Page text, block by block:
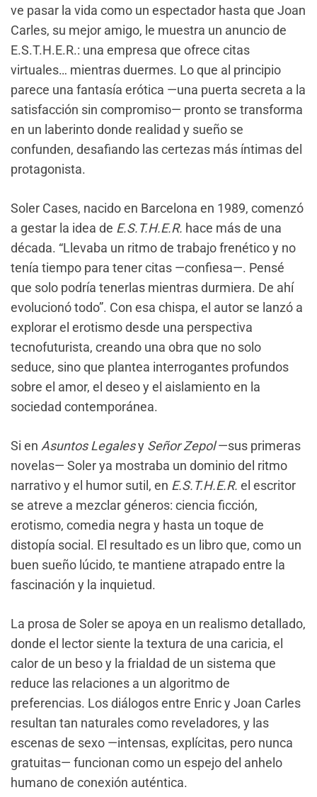
ve pasar la vida como un espectador hasta que Joan
Carles, su mejor amigo, le muestra un anuncio de
E.S.T.H.E.R.: una empresa que ofrece citas
virtuales… mientras duermes. Lo que al principio
parece una fantasía erótica —una puerta secreta a la
satisfacción sin compromiso— pronto se transforma
en un laberinto donde realidad y sueño se
confunden, desafiando las certezas más íntimas del
protagonista.
Soler Cases, nacido en Barcelona en 1989, comenzó
a gestar la idea de E.S.T.H.E.R. hace más de una
década. “Llevaba un ritmo de trabajo frenético y no
tenía tiempo para tener citas —confiesa—. Pensé
que solo podría tenerlas mientras durmiera. De ahí
evolucionó todo”. Con esa chispa, el autor se lanzó a
explorar el erotismo desde una perspectiva
tecnofuturista, creando una obra que no solo
seduce, sino que plantea interrogantes profundos
sobre el amor, el deseo y el aislamiento en la
sociedad contemporánea.
Si en Asuntos Legalesy Señor Zepol—sus primeras
novelas— Soler ya mostraba un dominio del ritmo
narrativo y el humor sutil, en E.S.T.H.E.R. el escritor
se atreve a mezclar géneros: ciencia ficción,
erotismo, comedia negra y hasta un toque de
distopía social. El resultado es un libro que, como un
buen sueño lúcido, te mantiene atrapado entre la
fascinación y la inquietud.
La prosa de Soler se apoya en un realismo detallado,
donde el lector siente la textura de una caricia, el
calor de un beso y la frialdad de un sistema que
reduce las relaciones a un algoritmo de
preferencias. Los diálogos entre Enric y Joan Carles
resultan tan naturales como reveladores, y las
escenas de sexo —intensas, explícitas, pero nunca
gratuitas— funcionan como un espejo del anhelo
humano de conexión auténtica.